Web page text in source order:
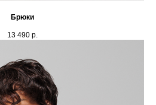
Брюки
13 490 р.